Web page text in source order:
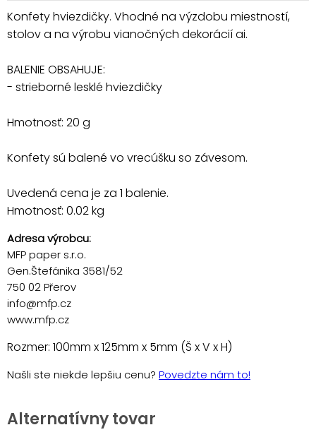
Konfety hviezdičky. Vhodné na výzdobu miestností,
stolov a na výrobu vianočných dekorácií ai.
BALENIE OBSAHUJE:
- strieborné lesklé hviezdičky
Hmotnosť: 20 g
Konfety sú balené vo vrecúšku so závesom.
Uvedená cena je za 1 balenie.
Hmotnosť: 0.02 kg
Adresa výrobcu:
MFP paper s.r.o.
Gen.Štefánika 3581/52
750 02 Přerov
info@mfp.cz
www.mfp.cz
Rozmer: 100mm x 125mm x 5mm (Š x V x H)
Našli ste niekde lepšiu cenu? Povedzte nám to!
Alternatívny tovar